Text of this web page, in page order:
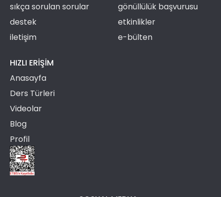
sıkça sorulan sorular
destek
iletişim
gönüllülük başvurusu
etkinlikler
e-bülten
HIZLI ERIŞIM
Anasayfa
Ders Türleri
Videolar
Blog
Profil